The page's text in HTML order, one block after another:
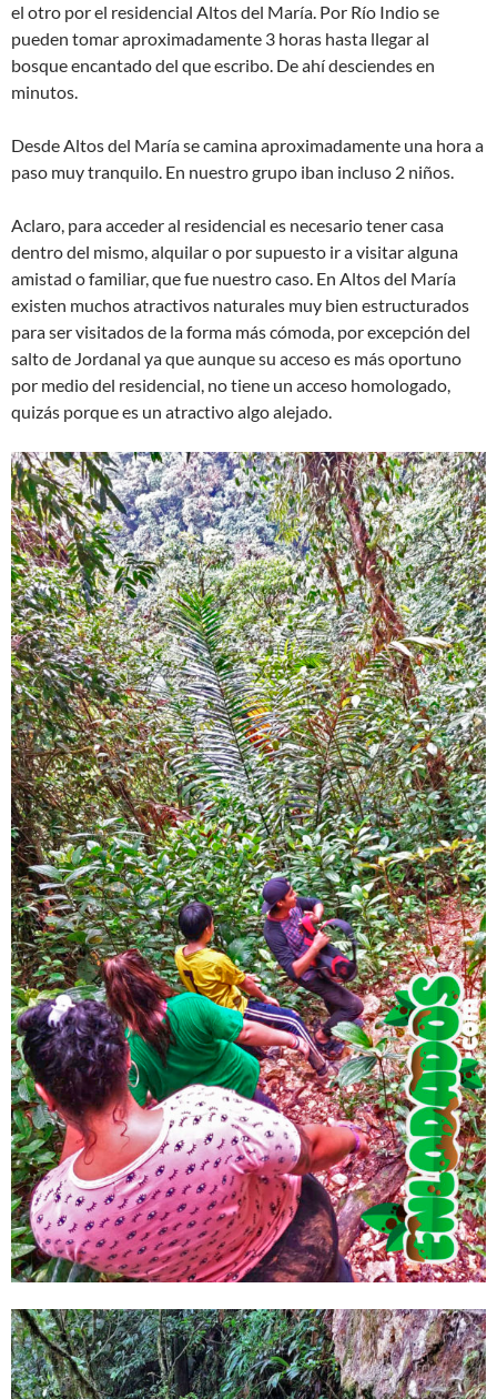
el otro por el residencial Altos del María. Por Río Indio se
pueden tomar aproximadamente 3 horas hasta llegar al
bosque encantado del que escribo. De ahí­ desciendes en
minutos.
Desde Altos del Marí­a se camina aproximadamente una hora a
paso muy tranquilo. En nuestro grupo iban incluso 2 niños.
Aclaro, para acceder al residencial es necesario tener casa
dentro del mismo, alquilar o por supuesto ir a visitar alguna
amistad o familiar, que fue nuestro caso. En Altos del Marí­a
existen muchos atractivos naturales muy bien estructurados
para ser visitados de la forma más cómoda, por excepción del
salto de Jordanal ya que aunque su acceso es más oportuno
por medio del residencial, no tiene un acceso homologado,
quizás porque es un atractivo algo alejado.